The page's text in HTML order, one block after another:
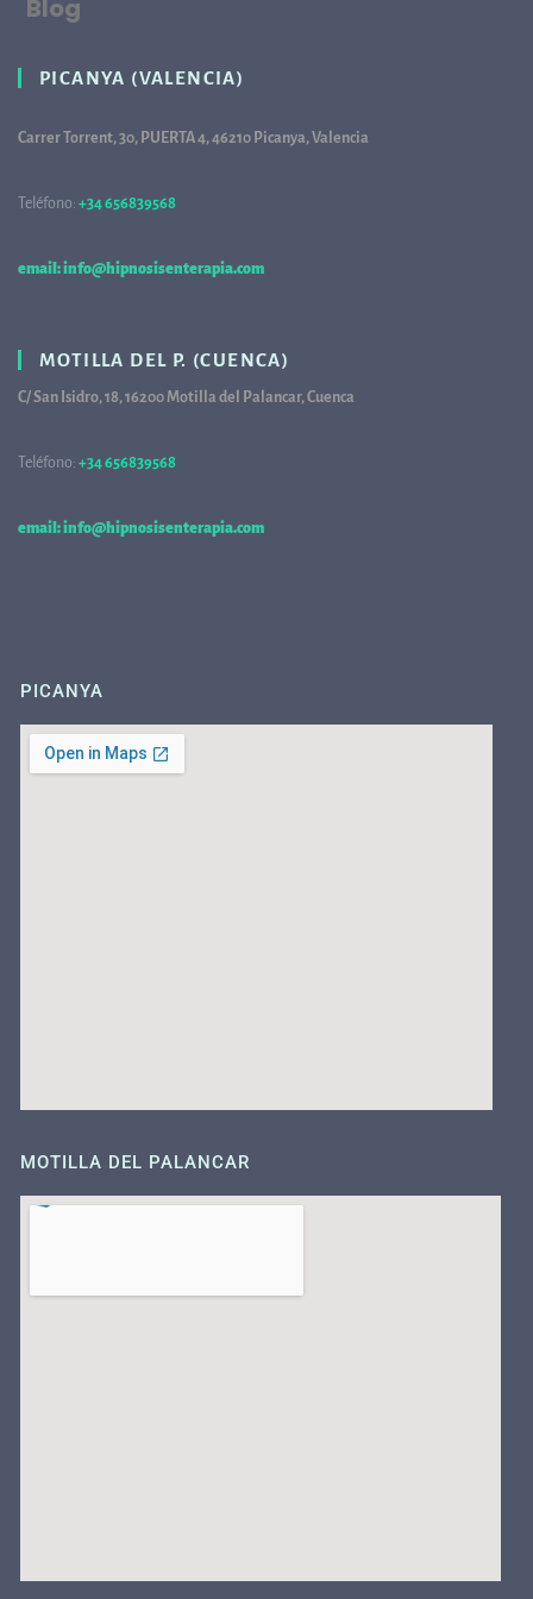
Blog
PICANYA (VALENCIA)
Carrer Torrent, 30, PUERTA 4, 46210 Picanya, Valencia
Teléfono: +34 656839568
email: info@hipnosisenterapia.com
MOTILLA DEL P. (CUENCA)
C/ San Isidro, 18, 16200 Motilla del Palancar, Cuenca
Teléfono: +34 656839568
email: info@hipnosisenterapia.com
PICANYA
MOTILLA DEL PALANCAR